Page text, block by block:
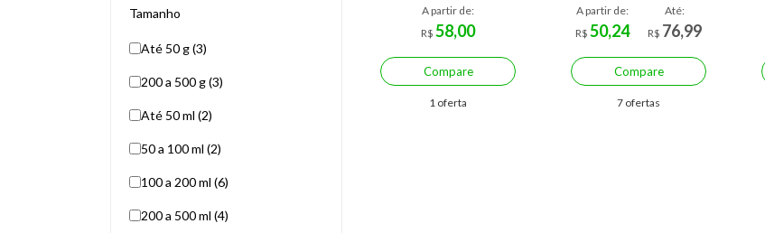
Tamanho
Até 50 g (3)
200 a 500 g (3)
Até 50 ml (2)
50 a 100 ml (2)
100 a 200 ml (6)
200 a 500 ml (4)
A partir de:
R$58,00
Compare
1 oferta
A partir de:
R$50,24
Até:
R$ 76,99
Compare
7 ofertas